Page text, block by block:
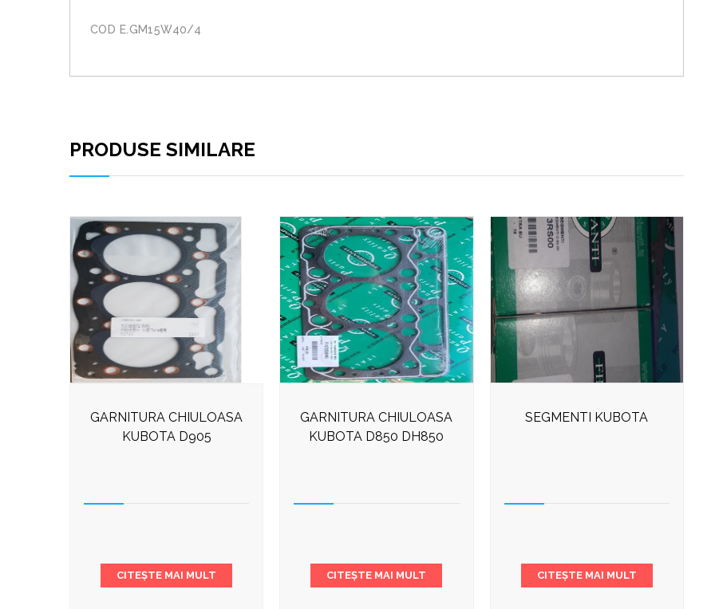
COD E.GM15W40/4
PRODUSE SIMILARE
GARNITURA CHIULOASA
KUBOTA D905
CITEȘTE MAI MULT
GARNITURA CHIULOASA
KUBOTA D850 DH850
CITEȘTE MAI MULT
SEGMENTI KUBOTA
CITEȘTE MAI MULT